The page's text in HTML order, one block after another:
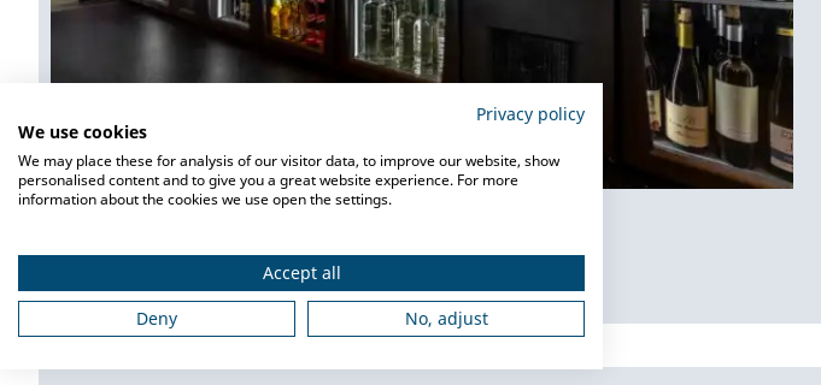
Privacy policy
We use cookies
We may place these for analysis of our visitor data, to improve our website, show
personalised content and to give you a great website experience. For more
information about the cookies we use open the settings.
Accept all
Deny
No, adjust